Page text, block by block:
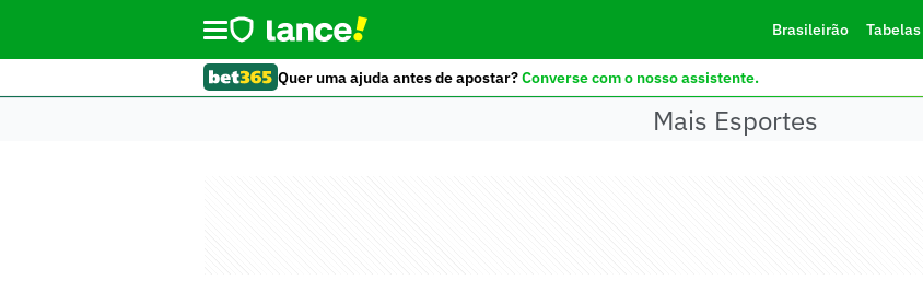
Brasileirão Tabelas
Quer uma ajuda antes de apostar?Converse com o nosso assistente.
Mais Esportes